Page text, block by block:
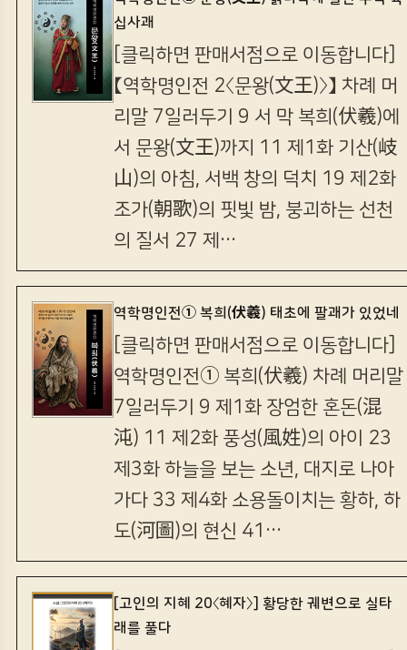
십사괘
[클릭하면 판매서점으로 이동합니다]
【역학명인전 2〈문왕(文王)〉】 차례 머
리말 7일러두기 9 서 막 복희(伏羲)에
서 문왕(文王)까지 11 제1화 기산(岐
山)의 아침, 서백 창의 덕치 19 제2화
조가(朝歌)의 핏빛 밤, 붕괴하는 선천
의 질서 27 제…
역학명인전① 복희(伏羲) 태초에 팔괘가 있었네
[클릭하면 판매서점으로 이동합니다]
역학명인전① 복희(伏羲) 차례 머리말
7일러두기 9 제1화 장엄한 혼돈(混
沌) 11 제2화 풍성(風姓)의 아이 23
제3화 하늘을 보는 소년, 대지로 나아
가다 33 제4화 소용돌이치는 황하, 하
도(河圖)의 현신 41…
[고인의 지혜 20〈혜자〉] 황당한 궤변으로 실타
래를 풀다